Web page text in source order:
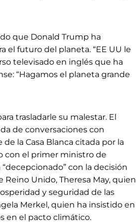
que Donald Trump ha
el futuro del planeta. “EE UU le
televisado en inglés que ha
“Hagamos el planeta grande
trasladarle su malestar. El
de conversaciones con
la Casa Blanca citada por la
con el primer ministro de
con la decisión
Unido, Theresa May, quien
y seguridad de las
Merkel, quien ha insistido en
en el pacto climático.